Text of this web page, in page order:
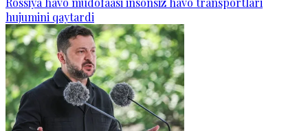
hujumini qaytardi